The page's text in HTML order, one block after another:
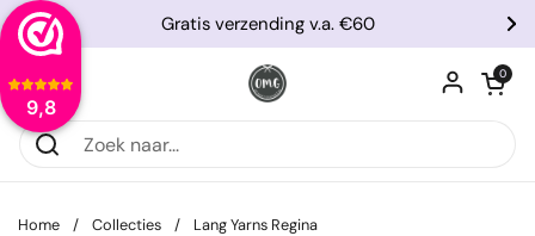
9,8
Ga naar content
Vorige
Gratis verzending v.a. €60
Menu openen
0
Home / Collecties / Lang Yarns Regina